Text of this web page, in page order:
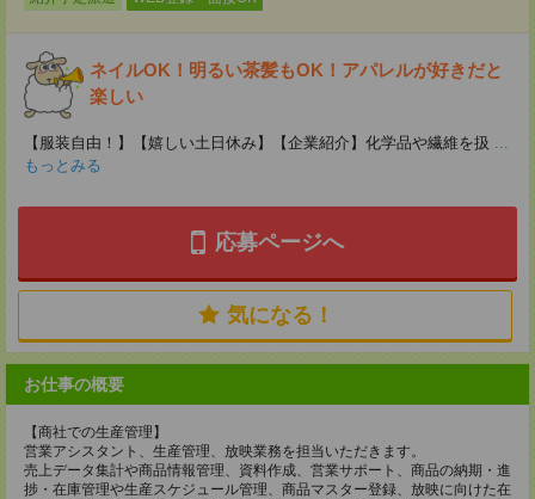
ネイルOK！明るい茶髪もOK！アパレルが好きだと
楽しい
【服装自由！】【嬉しい土日休み】【企業紹介】化学品や繊維を扱 ...
もっとみる
応募ページへ
気になる！
お仕事の概要
【商社での生産管理】
営業アシスタント、生産管理、放映業務を担当いただきます。
売上データ集計や商品情報管理、資料作成、営業サポート、商品の納期・進
捗・在庫管理や生産スケジュール管理、商品マスター登録、放映に向けた在